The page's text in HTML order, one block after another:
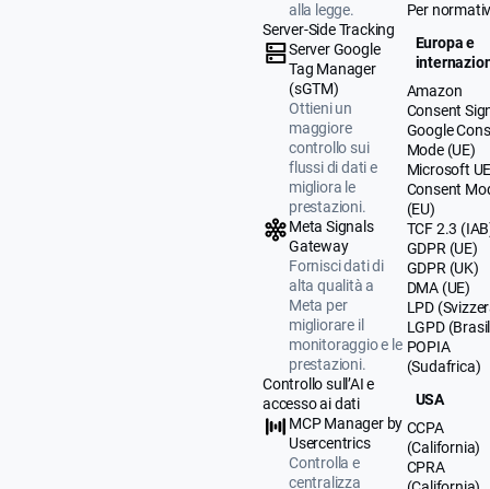
alla legge.
Server-Side Tracking
Server Google
Tag Manager
(sGTM)
Ottieni un
maggiore
controllo sui
flussi di dati e
migliora le
prestazioni.
Meta Signals
Gateway
Fornisci dati di
alta qualità a
Meta per
migliorare il
monitoraggio e le
prestazioni.
Controllo sull’AI e
accesso ai dati
MCP Manager by
Usercentrics
Controlla e
centralizza
Per
Europa e
Amazon
Consent
Google
Mode (UE)
Microsoft
Consent
(EU)
TCF 2.3
GDPR (UE)
GDPR (UK)
DMA (UE)
LPD
LGPD
POPIA
(Sudafrica)
USA
CCPA
(California)
CPRA